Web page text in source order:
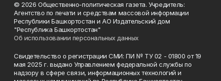
© 2026 Общественно-политическая газета. Учредитель:
Агентство по печати и средствам массовой информации
Республики Башкортостан и АО Издательский дом
"Республика Башкортостан"
Об использовании персональных данных
Свидетельство о регистрации СМИ: ПИ № ТУ 02 - 01800 от 19
мая 2025 г. выдано Управлением федеральной службы по
надзору в сфере связи, информационных технологий и